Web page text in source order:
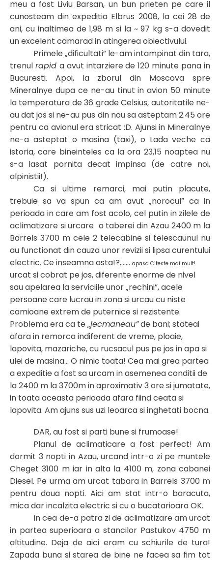
meu a fost Liviu Barsan, un bun prieten pe care il
cunosteam din expeditia Elbrus 2008, la cei 28 de
ani, cu inaltimea de 1,98 m si la ~ 97 kg s-a dovedit
un excelent camarad in atingerea obiectivului.
Primele „dificultati” le-am intampinat din tara,
trenul rapid a avut intarziere de 120 minute pana in
Bucuresti. Apoi, la zborul din Moscova spre
Mineralnye dupa ce ne-au tinut in avion 50 minute
la temperatura de 36 grade Celsius, autoritatile ne-
au dat jos si ne-au pus din nou sa asteptam 2.45 ore
pentru ca avionul era stricat :D. Ajunsi in Mineralnye
ne-a asteptat o masina (taxi), o Lada veche ca
istoria, care bineinteles ca la ora 23,15 noaptea nu
s-a lasat pornita decat impinsa (de catre noi,
alpinistii!).
Ca si ultime remarci, mai putin placute,
trebuie sa va spun ca am avut „norocul” ca in
perioada in care am fost acolo, cel putin in zilele de
aclimatizare si urcare a taberei din Azau 2400 m la
Barrels 3700 m cele 2 telecabine si telescaunul nu
au functionat din cauza unor revizii si lipsa curentului
electric. Ce inseamna asta!?……. apasa Citeste mai mult!
urcat si cobrat pe jos, diferente enorme de nivel
sau apelarea la serviciile unor „rechini”, acele
persoane care lucrau in zona si urcau cu niste
camioane extrem de puternice si rezistente.
Problema era ca te „jecmaneau”de bani; stateai
afara in remorca indiferent de vreme, ploaie,
lapovita, mazariche, cu rucsacul pus pe jos in apa si
ulei de masina… O nimic toata! Cea mai grea partea
a expeditie a fost sa urcam in asemenea conditii de
la 2400 m la 3700m in aproximativ 3 ore si jumatate,
in toata aceasta perioada afara fiind ceata si
lapovita. Am ajuns sus uzi leoarca si inghetati bocna.
DAR, au fost si parti bune si frumoase!
Planul de aclimaticare a fost perfect! Am
dormit 3 nopti in Azau, urcand intr-o zi pe muntele
Cheget 3100 m iar in alta la 4100 m, zona cabanei
Diesel. Pe urma am urcat tabara in Barrels 3700 m
pentru doua nopti. Aici am stat intr-o baracuta,
mica dar incalzita electric si cu o bucatarioara OK.
In cea de-a patra zi de aclimatizare am urcat
in partea superioara a stancilor Pastukov 4750 m
altitudine. Deja de aici eram cu schiurile de tura!
Zapada buna si starea de bine ne facea sa fim tot